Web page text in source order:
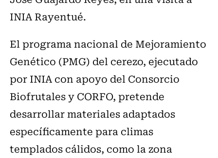
INIA Rayentué.
El programa nacional de Mejoramiento
Genético (PMG) del cerezo, ejecutado
por INIA con apoyo del Consorcio
Biofrutales y CORFO, pretende
desarrollar materiales adaptados
específicamente para climas
templados cálidos, como la zona